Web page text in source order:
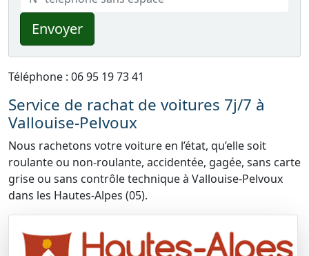
Envoyer
Téléphone : 06 95 19 73 41
Service de rachat de voitures 7j/7 à
Vallouise-Pelvoux
Nous rachetons votre voiture en l’état, qu’elle soit
roulante ou non-roulante, accidentée, gagée, sans carte
grise ou sans contrôle technique à Vallouise-Pelvoux
dans les Hautes-Alpes (05).